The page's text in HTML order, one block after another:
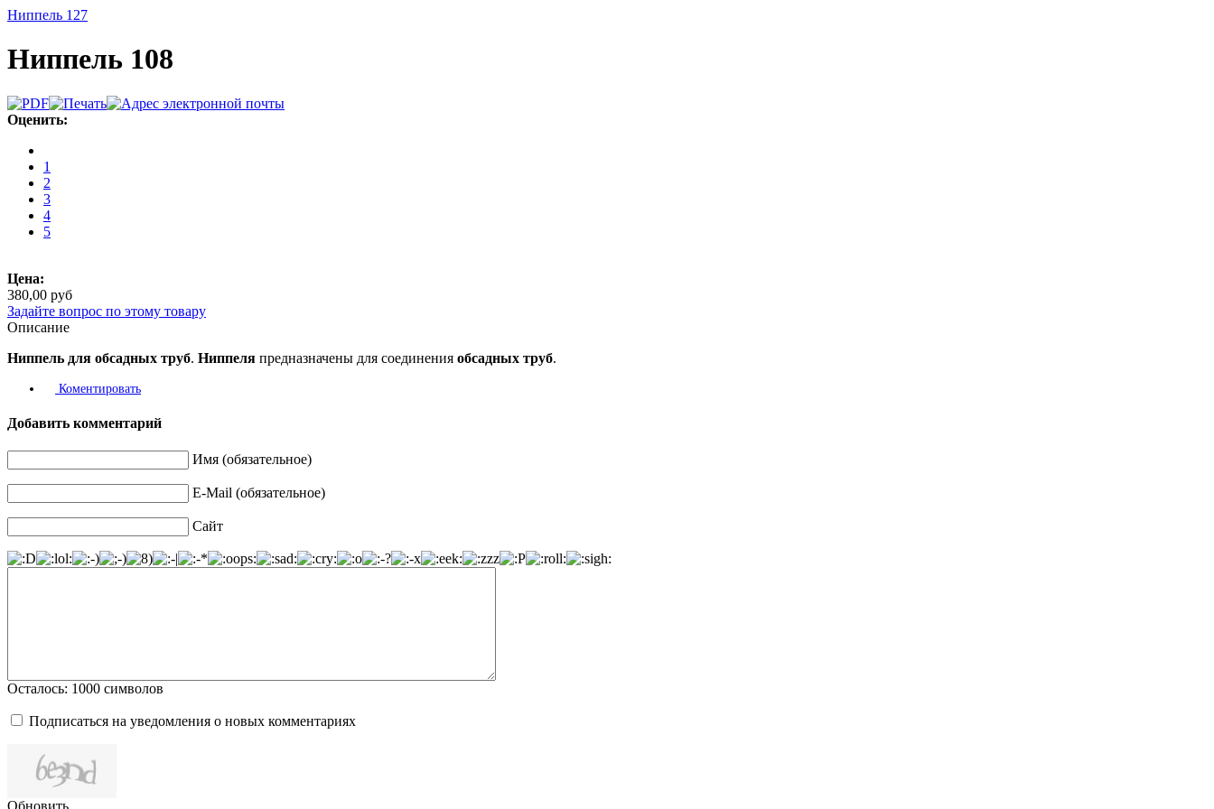
Ниппель 127
Ниппель 108
Оценить:
1
2
3
4
5
Цена:
380,00 руб
Задайте вопрос по этому товару
Описание
Ниппель для обсадных труб. Ниппеля предназначены для соединения обсадных труб.
Коментировать
Добавить комментарий
Имя (обязательное)
E-Mail (обязательное)
Сайт
Осталось: 1000 символов
Подписаться на уведомления о новых комментариях